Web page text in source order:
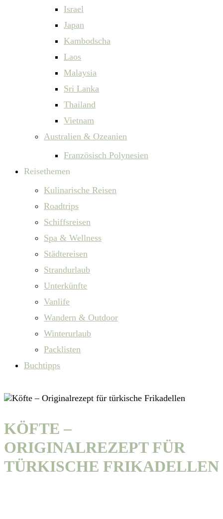
Israel
Japan
Kambodscha
Laos
Malaysia
Sri Lanka
Thailand
Vietnam
Australien & Ozeanien
Französisch Polynesien
Reisethemen
Kulinarische Reisen
Roadtrips
Schiffsreisen
Spa & Wellness
Städtereisen
Strandurlaub
Unterkünfte
Vanlife
Wandern & Outdoor
Winterurlaub
Packlisten
Buchtipps
KÖFTE –
ORIGINALREZEPT FÜR
TÜRKISCHE FRIKADELLEN